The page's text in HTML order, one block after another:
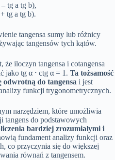
tg a tg b),
tg a tg b).
tangensa sumy lub różnicy
tangensów tych kątów.
że iloczyn tangensa i cotangensa
jako tg α ⋅ ctg α = 1. Ta tożsamość
do tangensa i jest
funkcji trygonometrycznych.
narzędziem, które umożliwia
tangens do podstawowych
bardziej zrozumiałymi i
fundament analizy funkcji oraz
co przyczynia się do większej
równań z tangensem.